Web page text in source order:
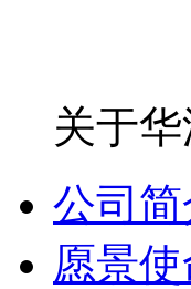
关于华
公司简
愿景使